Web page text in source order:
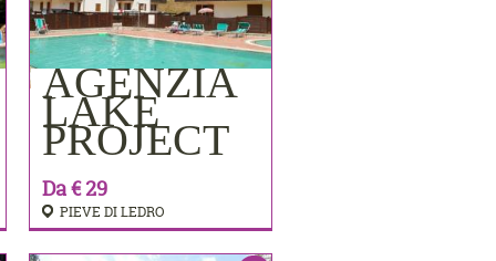
AGENZIA
LAKE
PROJECT
Da € 29
PIEVE DI LEDRO
PRENOTA